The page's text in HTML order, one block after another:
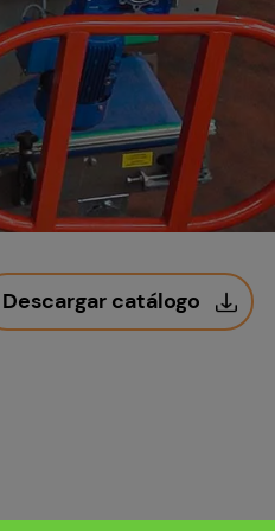
Descargar catálogo